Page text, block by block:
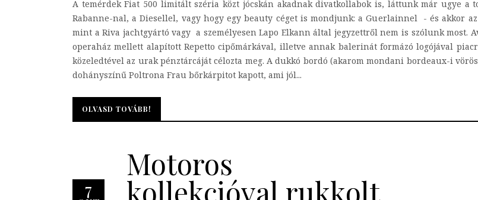
A temérdek Fiat 500 limitált széria közt jócskán akadnak divatkollabok is, láttunk már ugye a
Rabanne-nal, a Diesellel, vagy hogy egy beauty céget is mondjunk: a Guerlainnel - és akkor
mint a Riva jachtgyártó vagy a személyesen Lapo Elkann által jegyzettről nem is szólunk most.
operaház mellett alapított Repetto cipőmárkával, illetve annak balerinát formázó logójával
közeledtével az urak pénztárcáját célozta meg. A dukkó bordó (akarom mondani bordeaux-i
dohányszínű Poltrona Frau bőrkárpitot kapott, ami jól...
OLVASD TOVÁBB!
OLVASD TOVÁBB!
7
Motoros
kollekcióval rukkolt